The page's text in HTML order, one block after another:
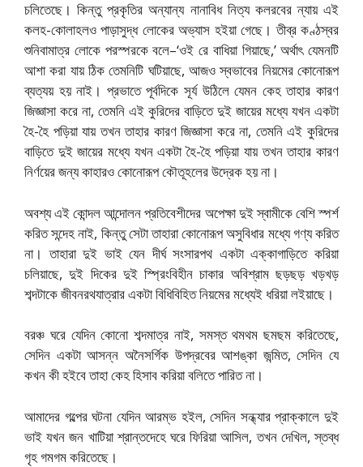
চলিতেছে। কিন্তু প্রকৃতির অন্যান্য নানাবিধ নিত্য কলরবের ন্যায় এই
কলহ-কোলাহলও পাড়াসুদ্ধ লোকের অভ্যাস হইয়া গেছে। তীব্র কণ্ঠস্বর
শুনিবামাত্র লোকে পরস্পরকে বলে–‘ওই রে বাধিয়া গিয়াছে,’ অর্থাৎ যেমনটি
আশা করা যায় ঠিক তেমনিটি ঘটিয়াছে, আজও স্বভাবের নিয়মের কোনোরূপ
ব্যত্যয় হয় নাই। প্রভাতে পূর্বদিকে সূর্য উঠিলে যেমন কেহ তাহার কারণ
জিজ্ঞাসা করে না, তেমনি এই কুরিদের বাড়িতে দুই জায়ের মধ্যে যখন একটা
হৈ-হৈ পড়িয়া যায় তখন তাহার কারণ জিজ্ঞাসা করে না, তেমনি এই কুরিদের
বাড়িতে দুই জায়ের মধ্যে যখন একটা হৈ-হৈ পড়িয়া যায় তখন তাহার কারণ
নির্ণয়ের জন্য কাহারও কোনোরূপ কৌতূহলের উদ্রেক হয় না।
অবশ্য এই কোন্দল আন্দোলন প্রতিবেশীদের অপেক্ষা দুই স্বামীকে বেশি স্পর্শ
করিত সন্দেহ নাই, কিন্তু সেটা তাহারা কোনোরূপ অসুবিধার মধ্যে গণ্য করিত
না। তাহারা দুই ভাই যেন দীর্ঘ সংসারপথ একটা এক্কাগাড়িতে করিয়া
চলিয়াছে, দুই দিকের দুই স্প্রিংবিহীন চাকার অবিশ্রাম ছড়ছড় খড়খড়
শব্দটাকে জীবনরথযাত্রার একটা বিধিবিহিত নিয়মের মধ্যেই ধরিয়া লইয়াছে।
বরঞ্চ ঘরে যেদিন কোনো শব্দমাত্র নাই, সমস্ত থমথম ছমছম করিতেছে,
সেদিন একটা আসন্ন অনৈসর্গিক উপদ্রবের আশঙ্কা জন্মিত, সেদিন যে
কখন কী হইবে তাহা কেহ হিসাব করিয়া বলিতে পারিত না।
আমাদের গল্পের ঘটনা যেদিন আরম্ভ হইল, সেদিন সন্ধ্যার প্রাক্কালে দুই
ভাই যখন জন খাটিয়া শ্রান্তদেহে ঘরে ফিরিয়া আসিল, তখন দেখিল, স্তব্ধ
গৃহ গমগম করিতেছে।